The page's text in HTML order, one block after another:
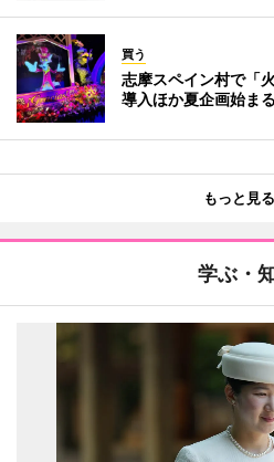
買う
志摩スペイン村で「
導入ほか夏企画始まる
もっと見る
学ぶ・